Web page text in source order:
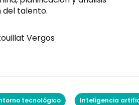
del talento.
Vergos
tecnológico Inteligencia